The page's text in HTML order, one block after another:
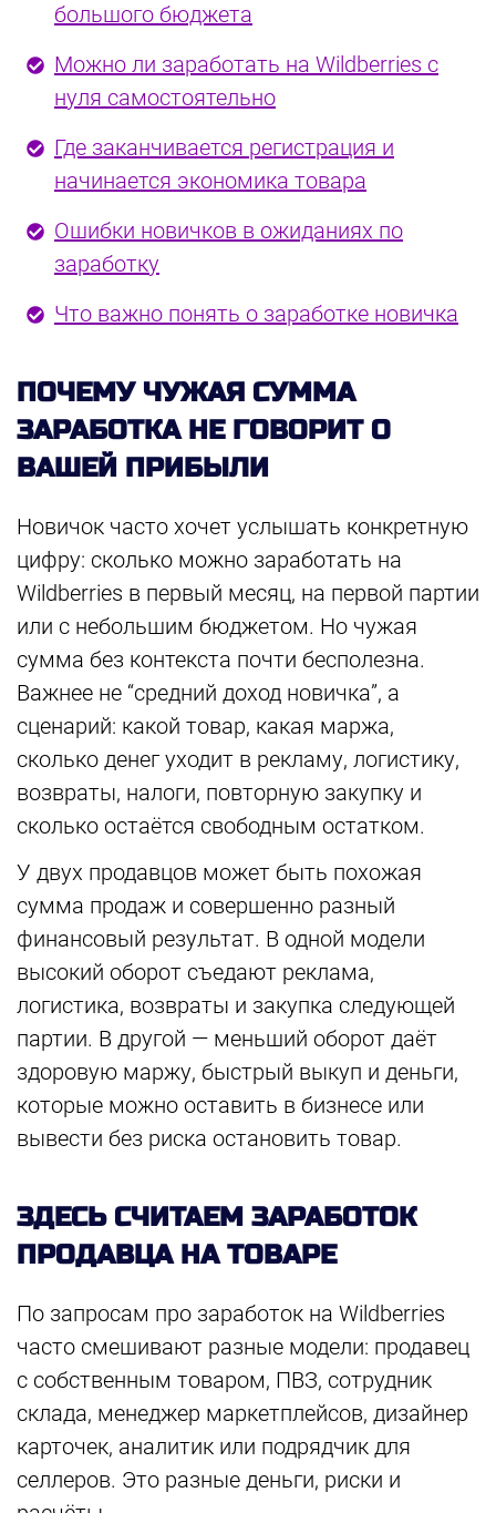
большого бюджета
Можно ли заработать на Wildberries с
нуля самостоятельно
Где заканчивается регистрация и
начинается экономика товара
Ошибки новичков в ожиданиях по
заработку
Что важно понять о заработке новичка
ПОЧЕМУ ЧУЖАЯ СУММА
ЗАРАБОТКА НЕ ГОВОРИТ О
ВАШЕЙ ПРИБЫЛИ
Новичок часто хочет услышать конкретную
цифру: сколько можно заработать на
Wildberries в первый месяц, на первой партии
или с небольшим бюджетом. Но чужая
сумма без контекста почти бесполезна.
Важнее не “средний доход новичка”, а
сценарий: какой товар, какая маржа,
сколько денег уходит в рекламу, логистику,
возвраты, налоги, повторную закупку и
сколько остаётся свободным остатком.
У двух продавцов может быть похожая
сумма продаж и совершенно разный
финансовый результат. В одной модели
высокий оборот съедают реклама,
логистика, возвраты и закупка следующей
партии. В другой — меньший оборот даёт
здоровую маржу, быстрый выкуп и деньги,
которые можно оставить в бизнесе или
вывести без риска остановить товар.
ЗДЕСЬ СЧИТАЕМ ЗАРАБОТОК
ПРОДАВЦА НА ТОВАРЕ
По запросам про заработок на Wildberries
часто смешивают разные модели: продавец
с собственным товаром, ПВЗ, сотрудник
склада, менеджер маркетплейсов, дизайнер
карточек, аналитик или подрядчик для
селлеров. Это разные деньги, риски и